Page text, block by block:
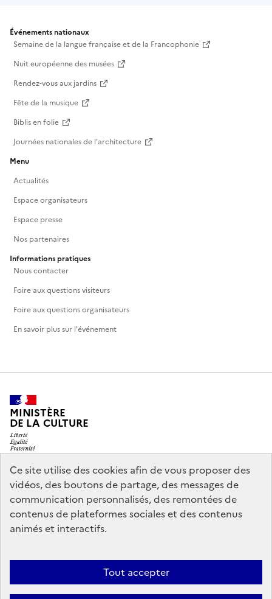
Ce site utilise des cookies afin de vous proposer des
vidéos, des boutons de partage, des messages de
communication personnalisés, des remontées de
contenus de plateformes sociales et des contenus
animés et interactifs.
Tout accepter
Événements nationaux
Semaine de la langue française et de la Francophonie
Nuit européenne des musées
Rendez-vous aux jardins
Fête de la musique
Biblis en folie
Journées nationales de l'architecture
Menu
Actualités
Espace organisateurs
Espace presse
Nos partenaires
Informations pratiques
Nous contacter
Foire aux questions visiteurs
Foire aux questions organisateurs
En savoir plus sur l'événement
MINISTÈRE
DE LA CULTURE
legifrance.gouv.fr
info.gouv.fr
service-public.gouv.fr
data.gouv.fr
Mentions légales
conforme
Politique d’utilisation des témoins de connexion